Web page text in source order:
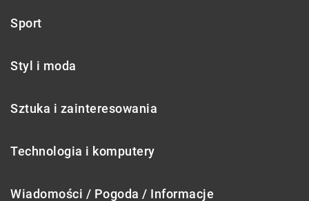
Sport
Styl i moda
Sztuka i zainteresowania
Technologia i komputery
Wiadomości / Pogoda / Informacje